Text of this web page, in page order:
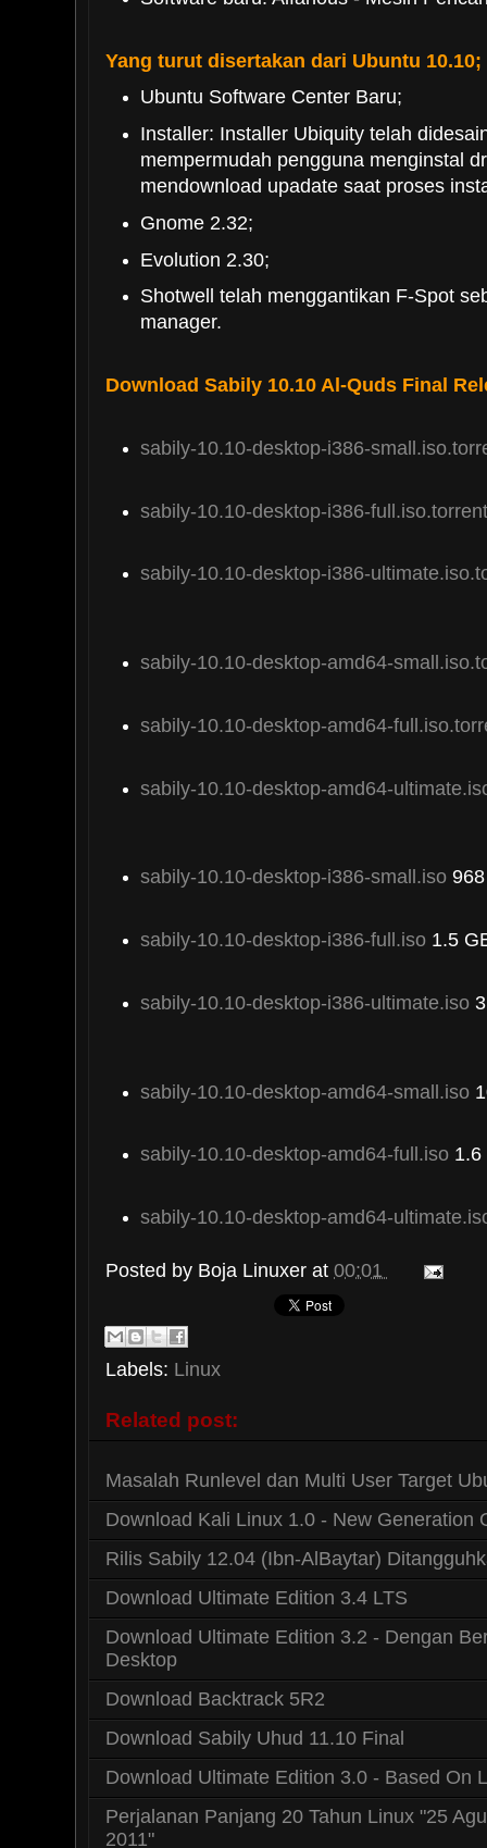
Yang turut disertakan dari Ubuntu 10.10;
Ubuntu Software Center Baru;
Installer: Installer Ubiquity telah
mempermudah pengguna menginstal
mendownload upadate saat proses
Gnome 2.32;
Evolution 2.30;
Shotwell telah menggantikan F-Spot
manager.
Download Sabily 10.10 Al-Quds Final
sabily-10.10-desktop-i386-
sabily-10.10-desktop-i386-
sabily-10.10-desktop-i386-
sabily-10.10-desktop-amd64-
sabily-10.10-desktop-amd64-
sabily-10.10-desktop-amd64-
sabily-10.10-desktop-i386-small.iso
sabily-10.10-desktop-i386-full.iso 1.5
sabily-10.10-desktop-i386-ultimate.iso
sabily-10.10-desktop-amd64-small.iso
sabily-10.10-desktop-amd64-full.iso 1.6
sabily-10.10-desktop-amd64-
Posted by Boja Linuxer at 00:01
Labels: Linux
Related post:
Masalah Runlevel dan Multi User Target
Download Kali Linux 1.0 - New Generation
Rilis Sabily 12.04 (Ibn-AlBaytar)
Download Ultimate Edition 3.4 LTS
Download Ultimate Edition 3.2 - Dengan
Desktop
Download Backtrack 5R2
Download Sabily Uhud 11.10 Final
Download Ultimate Edition 3.0 - Based On
Perjalanan Panjang 20 Tahun Linux "25
2011"